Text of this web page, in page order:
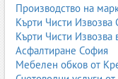
Производство на
Кърти Чисти Извозва
Кърти Чисти Извозва
Асфалтиране София
Мебелен обков от